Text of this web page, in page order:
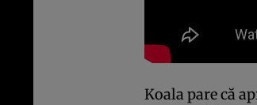
Koala pare că